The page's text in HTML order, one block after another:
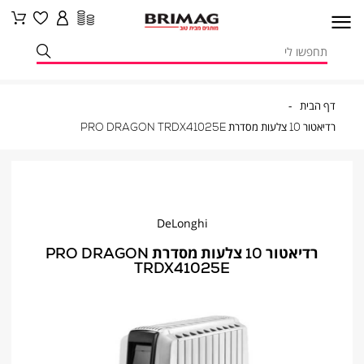
דף הבית דף
רדיאטור 10 צלעות מסדרת PRO DRAGON TRDX41025E
DeLonghi
רדיאטור 10 צלעות מסדרת PRO DRAGON
TRDX41025E